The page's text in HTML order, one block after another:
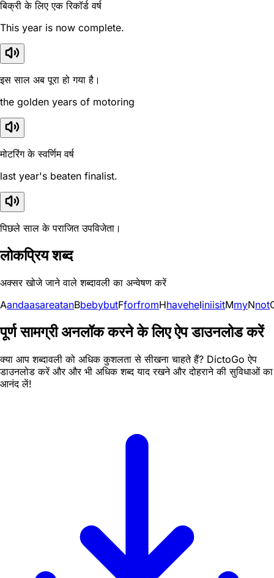
बिक्री के लिए एक रिकॉर्ड वर्ष
This year is now complete.
इस साल अब पूरा हो गया है।
the golden years of motoring
मोटरिंग के स्वर्णिम वर्ष
last year's beaten finalist.
पिछले साल के पराजित उपविजेता।
लोकप्रिय शब्द
अक्सर खोजे जाने वाले शब्दावली का अन्वेषण करें
AandaasareatanBbebybutFforfromHhaveheIiniisitMmyNnot
पूर्ण सामग्री अनलॉक करने के लिए ऐप डाउनलोड करें
क्या आप शब्दावली को अधिक कुशलता से सीखना चाहते हैं? DictoGo ऐप
डाउनलोड करें और और भी अधिक शब्द याद रखने और दोहराने की सुविधाओं का
आनंद लें!